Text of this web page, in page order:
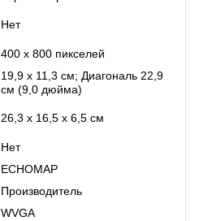
Нет
400 x 800 пикселей
19,9 х 11,3 см; Диагональ 22,9
см (9,0 дюйма)
26,3 х 16,5 х 6,5 см
Нет
ECHOMAP
Производитель
WVGA